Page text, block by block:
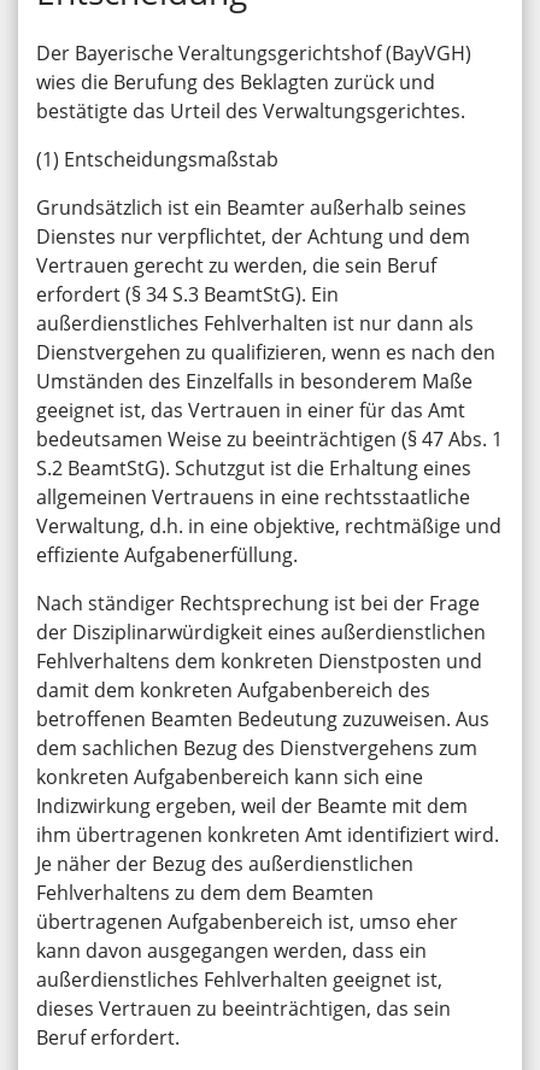
Der Bayerische Veraltungsgerichtshof (BayVGH)
wies die Berufung des Beklagten zurück und
bestätigte das Urteil des Verwaltungsgerichtes.
(1) Entscheidungsmaßstab
Grundsätzlich ist ein Beamter außerhalb seines
Dienstes nur verpflichtet, der Achtung und dem
Vertrauen gerecht zu werden, die sein Beruf
erfordert (§ 34 S.3 BeamtStG). Ein
außerdienstliches Fehlverhalten ist nur dann als
Dienstvergehen zu qualifizieren, wenn es nach den
Umständen des Einzelfalls in besonderem Maße
geeignet ist, das Vertrauen in einer für das Amt
bedeutsamen Weise zu beeinträchtigen (§ 47 Abs. 1
S.2 BeamtStG). Schutzgut ist die Erhaltung eines
allgemeinen Vertrauens in eine rechtsstaatliche
Verwaltung, d.h. in eine objektive, rechtmäßige und
effiziente Aufgabenerfüllung.
Nach ständiger Rechtsprechung ist bei der Frage
der Disziplinarwürdigkeit eines außerdienstlichen
Fehlverhaltens dem konkreten Dienstposten und
damit dem konkreten Aufgabenbereich des
betroffenen Beamten Bedeutung zuzuweisen. Aus
dem sachlichen Bezug des Dienstvergehens zum
konkreten Aufgabenbereich kann sich eine
Indizwirkung ergeben, weil der Beamte mit dem
ihm übertragenen konkreten Amt identifiziert wird.
Je näher der Bezug des außerdienstlichen
Fehlverhaltens zu dem dem Beamten
übertragenen Aufgabenbereich ist, umso eher
kann davon ausgegangen werden, dass ein
außerdienstliches Fehlverhalten geeignet ist,
dieses Vertrauen zu beeinträchtigen, das sein
Beruf erfordert.